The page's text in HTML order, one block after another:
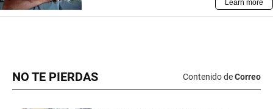
NO TE PIERDAS Contenido deCorreo